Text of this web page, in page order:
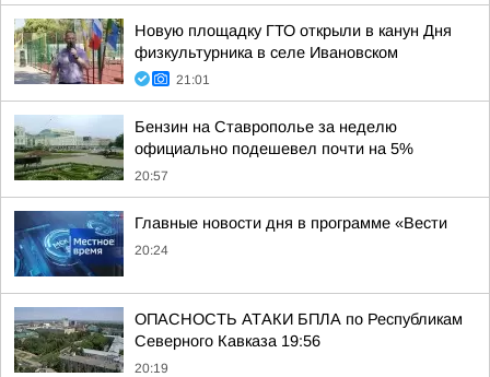
Новую площадку ГТО открыли в канун Дня
физкультурника в селе Ивановском
21:01
Бензин на Ставрополье за неделю
официально подешевел почти на 5%
20:57
Главные новости дня в программе «Вести
20:24
ОПАСНОСТЬ АТАКИ БПЛА по Республикам
Северного Кавказа 19:56
20:19